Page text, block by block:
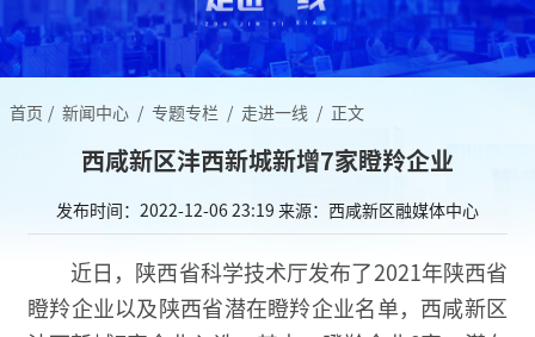
首页 / 新闻中心 / 专题专栏 / 走进一线 / 正文
西咸新区沣西新城新增7家瞪羚企业
发布时间：2022-12-06 23:19 来源：西咸新区融媒体中心
近日，陕西省科学技术厅发布了2021年陕西省
瞪羚企业以及陕西省潜在瞪羚企业名单，西咸新区